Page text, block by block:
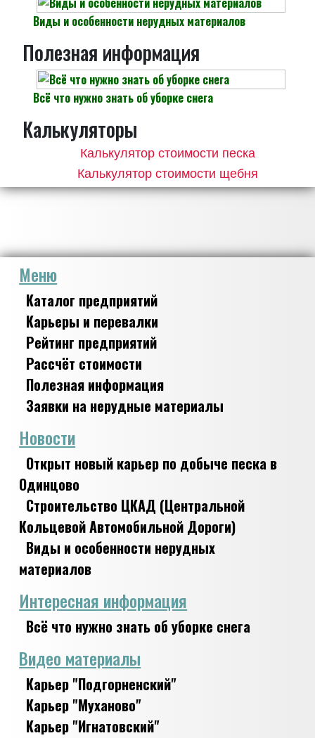
Виды и особенности нерудных материалов
Полезная информация
Всё что нужно знать об уборке снега
Калькуляторы
Калькулятор стоимости песка
Калькулятор стоимости щебня
Меню
Каталог предприятий
Карьеры и перевалки
Рейтинг предприятий
Рассчёт стоимости
Полезная информация
Заявки на нерудные материалы
Новости
Открыт новый карьер по добыче песка в
Одинцово
Строительство ЦКАД (Центральной
Кольцевой Автомобильной Дороги)
Виды и особенности нерудных
материалов
Интересная информация
Всё что нужно знать об уборке снега
Видео материалы
Карьер "Подгорненский"
Карьер "Муханово"
Карьер "Игнатовский"